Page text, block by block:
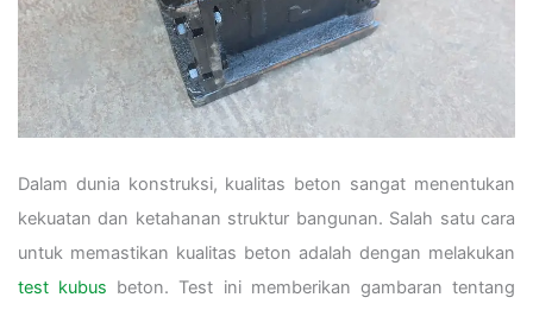
Dalam dunia konstruksi, kualitas beton sangat menentukan
kekuatan dan ketahanan struktur bangunan. Salah satu cara
untuk memastikan kualitas beton adalah dengan melakukan
test kubus beton. Test ini memberikan gambaran tentang